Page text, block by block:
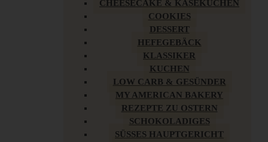
CHEESECAKE & KÄSEKUCHEN
COOKIES
DESSERT
HEFEGEBÄCK
KLASSIKER
KUCHEN
LOW CARB & GESÜNDER
MY AMERICAN BAKERY
REZEPTE ZU OSTERN
SCHOKOLADIGES
SÜSSES HAUPTGERICHT